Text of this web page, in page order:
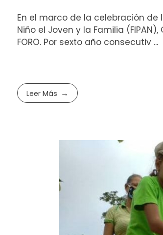
En el marco de la celebración de
Niño el Joven y la Familia
FORO. Por sexto año consecutiv ...
Leer Más